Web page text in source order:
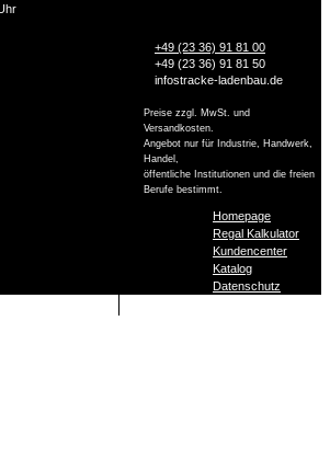
+49 (23 36) 91 81 00
+49 (23 36) 91 81 50
infostracke-ladenbau.de
Preise zzgl. MwSt. und
Versandkosten.
Angebot nur für Industrie, Handwerk,
Handel,
öffentliche Institutionen und die freien
Berufe bestimmt.
Homepage
Regal Kalkulator
Kundencenter
Katalog
Datenschutz